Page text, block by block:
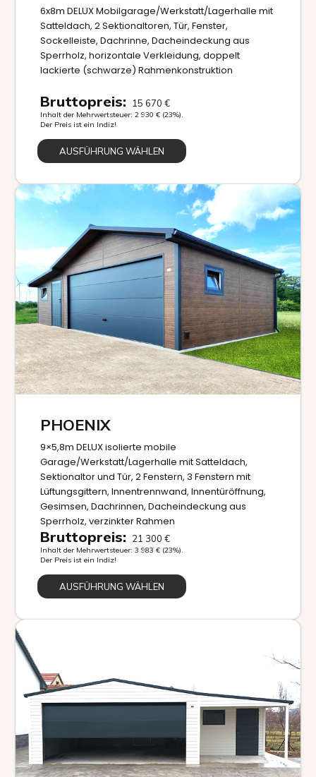
6x8m DELUX Mobilgarage/Werkstatt/Lagerhalle mit
Satteldach, 2 Sektionaltoren, Tür, Fenster,
Sockelleiste, Dachrinne, Dacheindeckung aus
Sperrholz, horizontale Verkleidung, doppelt
lackierte (schwarze) Rahmenkonstruktion
Bruttopreis: 15 670 €
Inhalt der Mehrwertsteuer: 2 930 € (23%).
Der Preis ist ein Indiz!
AUSFÜHRUNG WÄHLEN
PHOENIX
9×5,8m DELUX isolierte mobile
Garage/Werkstatt/Lagerhalle mit Satteldach,
Sektionaltor und Tür, 2 Fenstern, 3 Fenstern mit
Lüftungsgittern, Innentrennwand, Innentüröffnung,
Gesimsen, Dachrinnen, Dacheindeckung aus
Sperrholz, verzinkter Rahmen
Bruttopreis: 21 300 €
Inhalt der Mehrwertsteuer: 3 983 € (23%).
Der Preis ist ein Indiz!
AUSFÜHRUNG WÄHLEN